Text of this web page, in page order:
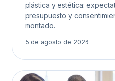
plástica y estética:
presupuesto y
montado.
5 de agosto de 2026